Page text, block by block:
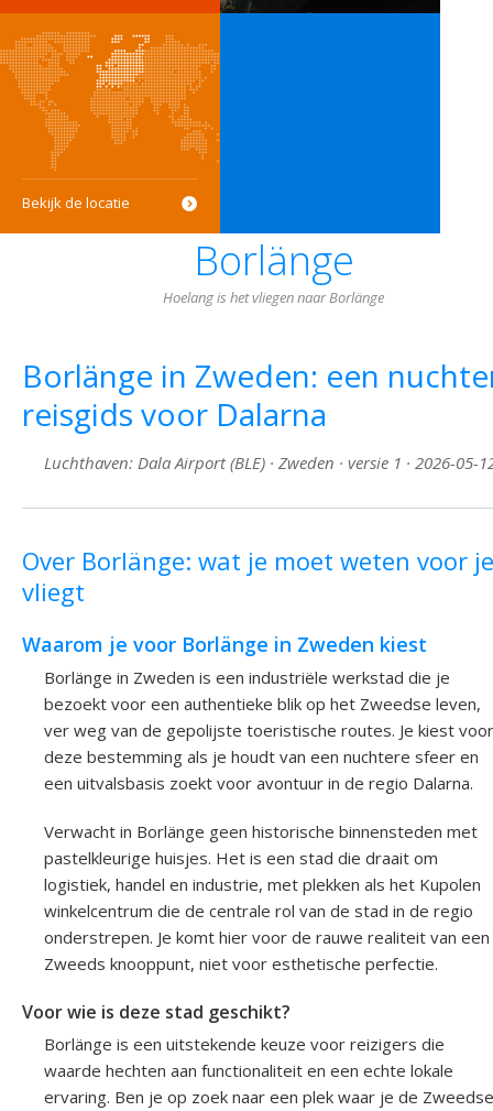
Bekijk de locatie
Borlänge
Hoelang is het vliegen naar Borlänge
Borlänge in Zweden: een
reisgids voor Dalarna
Luchthaven: Dala Airport (BLE) · Zweden · versie 1 · 2026-05-
Over Borlänge: wat je moet weten voor je
vliegt
Waarom je voor Borlänge in Zweden kiest
Borlänge in Zweden is een industriële werkstad die je
bezoekt voor een authentieke blik op het Zweedse leven,
ver weg van de gepolijste toeristische routes. Je kiest voor
deze bestemming als je houdt van een nuchtere sfeer en
een uitvalsbasis zoekt voor avontuur in de regio Dalarna.
Verwacht in Borlänge geen historische binnensteden met
pastelkleurige huisjes. Het is een stad die draait om
logistiek, handel en industrie, met plekken als het Kupolen
winkelcentrum die de centrale rol van de stad in de regio
onderstrepen. Je komt hier voor de rauwe realiteit van een
Zweeds knooppunt, niet voor esthetische perfectie.
Voor wie is deze stad geschikt?
Borlänge is een uitstekende keuze voor reizigers die
waarde hechten aan functionaliteit en een echte lokale
ervaring. Ben je op zoek naar een plek waar je de Zweedse